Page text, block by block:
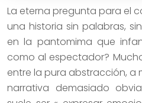
La eterna pregunta para el
una historia sin palabras,
en la pantomima que
como al espectador?
entre la pura abstracción, a
narrativa demasiado